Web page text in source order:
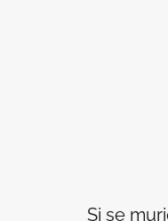
Si se